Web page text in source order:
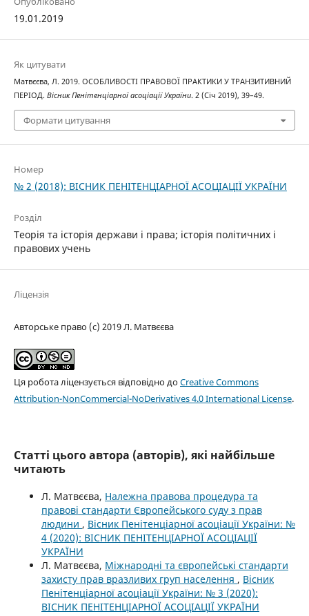
19.01.2019
Як цитувати
Матвєєва, Л. 2019. ОСОБЛИВОСТІ ПРАВОВОЇ ПРАКТИКИ У ТРАНЗИТИВНИЙ
ПЕРІОД. Вісник Пенітенціарної асоціації України. 2 (Січ 2019), 39–49.
Формати цитування
Номер
№ 2 (2018): ВІСНИК ПЕНІТЕНЦІАРНОЇ АСОЦІАЦІЇ УКРАЇНИ
Розділ
Теорія та історія держави і права; історія політичних і
правових учень
Ліцензія
Авторське право (c) 2019 Л. Матвєєва
Ця робота ліцензується відповідно доCreative Commons
Attribution-NonCommercial-NoDerivatives 4.0 International License.
Статті цього автора (авторів), які найбільше
читають
Л. Матвєєва, Належна правова процедура та
правові стандарти Європейського суду з прав
людини , Вісник Пенітенціарної асоціації України: №
4 (2020): ВІСНИК ПЕНІТЕНЦІАРНОЇ АСОЦІАЦІЇ
УКРАЇНИ
Л. Матвєєва, Міжнародні та європейські стандарти
захисту прав вразливих груп населення , Вісник
Пенітенціарної асоціації України: № 3 (2020):
ВІСНИК ПЕНІТЕНЦІАРНОЇ АСОЦІАЦІЇ УКРАЇНИ